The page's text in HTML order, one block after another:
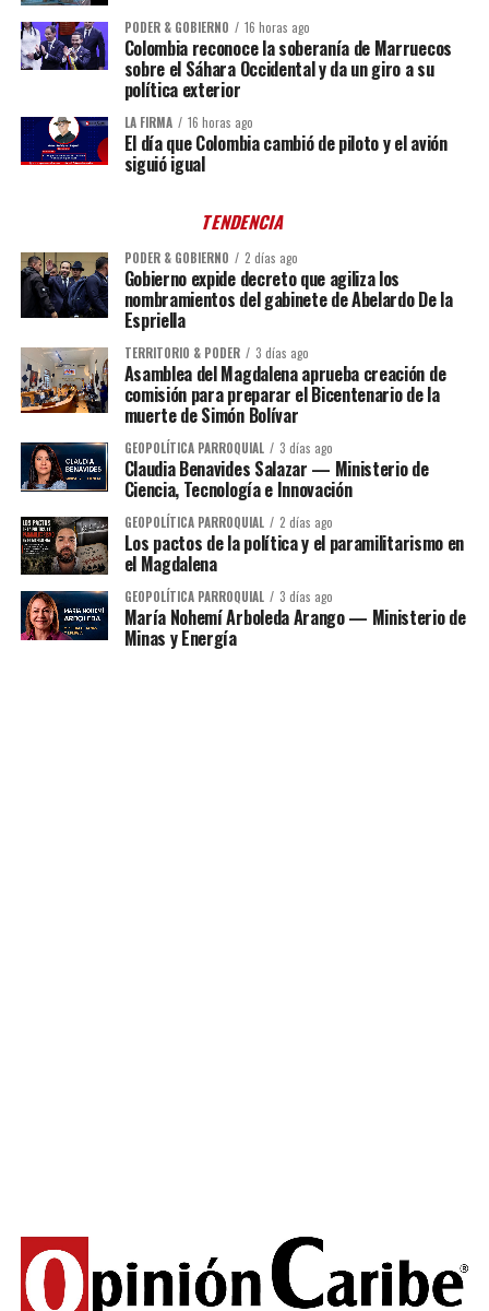
PODER & GOBIERNO 16 horas ago
Colombia reconoce la soberanía de Marruecos
sobre el Sáhara Occidental y da un giro a su
política exterior
LA FIRMA 16 horas ago
El día que Colombia cambió de piloto y el avión
siguió igual
TENDENCIA
PODER & GOBIERNO 2 días ago
Gobierno expide decreto que agiliza los
nombramientos del gabinete de Abelardo De la
Espriella
TERRITORIO & PODER 3 días ago
Asamblea del Magdalena aprueba creación de
comisión para preparar el Bicentenario de la
muerte de Simón Bolívar
GEOPOLÍTICA PARROQUIAL 3 días ago
Claudia Benavides Salazar — Ministerio de
Ciencia, Tecnología e Innovación
GEOPOLÍTICA PARROQUIAL 2 días ago
Los pactos de la política y el paramilitarismo en
el Magdalena
GEOPOLÍTICA PARROQUIAL 3 días ago
María Nohemí Arboleda Arango — Ministerio de
Minas y Energía